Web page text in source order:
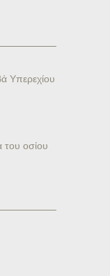
Υπερεχίου
του οσίου